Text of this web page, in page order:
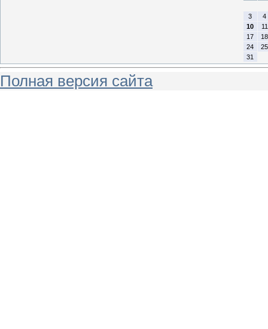
3
4
10
11
17
18
24
25
31
Полная версия сайта